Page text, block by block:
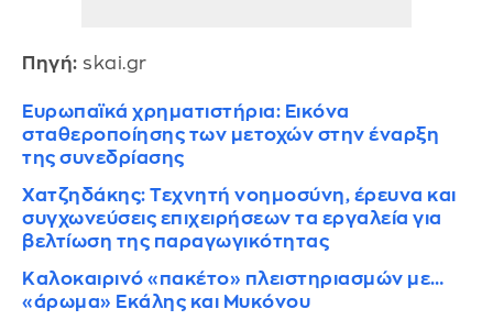
Πηγή: skai.gr
Ευρωπαϊκά χρηματιστήρια: Εικόνα
σταθεροποίησης των μετοχών στην έναρξη
της συνεδρίασης
Χατζηδάκης: Τεχνητή νοημοσύνη, έρευνα και
συγχωνεύσεις επιχειρήσεων τα εργαλεία για
βελτίωση της παραγωγικότητας
Καλοκαιρινό «πακέτο» πλειστηριασμών με…
«άρωμα» Εκάλης και Μυκόνου